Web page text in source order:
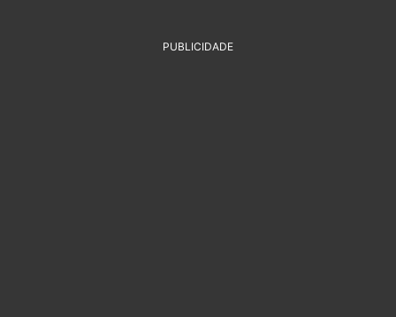
PUBLICIDADE